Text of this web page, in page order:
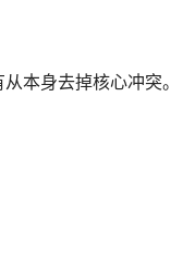
本身去掉核心冲突。